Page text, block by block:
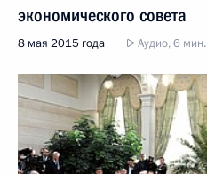
экономического совета
8 мая 2015 года Аудио, 6 мин.